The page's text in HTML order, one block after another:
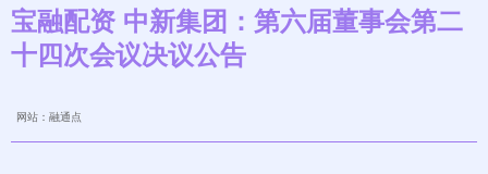
宝融配资 中新集团：第六届董事会第二
十四次会议决议公告
网站：融通点